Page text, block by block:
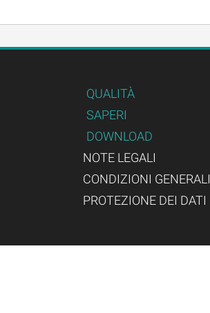
QUALITÀ
SAPERI
DOWNLOAD
NOTE LEGALI
CONDIZIONI GENERALI
PROTEZIONE DEI DATI